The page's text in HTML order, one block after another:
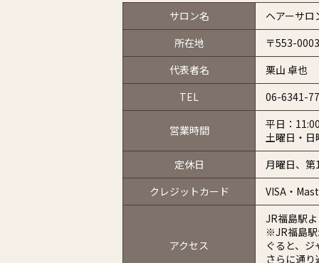
サロン名
ヘアーサロ
所在地
〒553-
代表者名
栗山 卓也
TEL
06-6341-
営業時間
平日：
土曜日・日
定休日
月曜日、
クレジットカード
VISA・
アクセス
JR福島駅
※JR福島駅
ぐると、
さらに通